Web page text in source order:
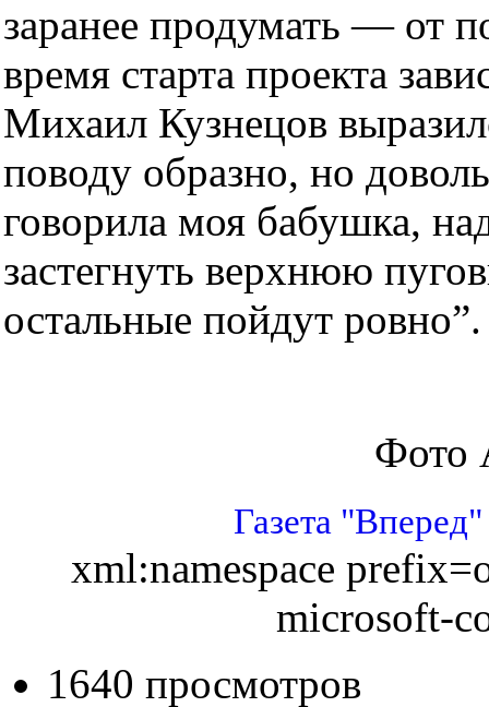
заранее продумать — от
время старта проекта
Михаил Кузнецов
поводу образно, но
говорила моя бабушка,
застегнуть верхнюю
остальные пойдут ровно”.
Газета
xml:namespace
microsoft-
1640 просмотров